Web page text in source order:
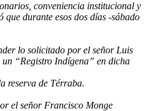
conveniencia institucional y
durante esos dos días -sábado
lo solicitado por el señor Luis
“Registro Indígena” en dicha
reserva de Térraba.
el señor Francisco Monge